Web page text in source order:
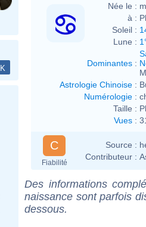
Née le :
à :
Soleil :
Lune :
Dominantes :
Astrologie Chinoise :
Numérologie :
Taille :
Vues :
C
Fiabilité
Source :
Contributeur :
Des informations
naissance sont parfois
dessous.